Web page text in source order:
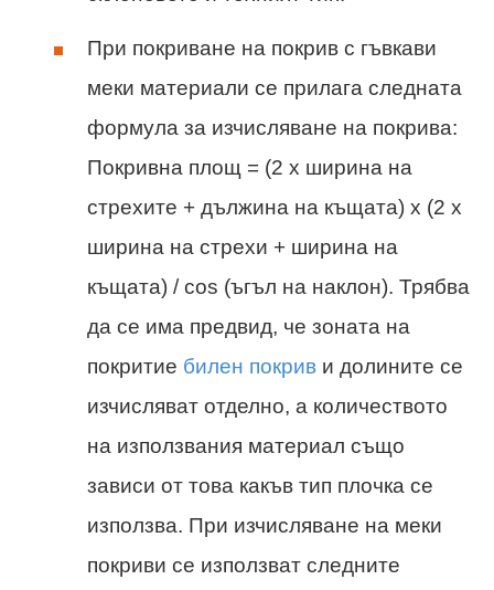
При покриване на покрив с гъвкави
меки материали се прилага следната
формула за изчисляване на покрива:
Покривна площ = (2 x ширина на
стрехите + дължина на къщата) x (2 x
ширина на стрехи + ширина на
къщата) / cos (ъгъл на наклон). Трябва
да се има предвид, че зоната на
покритие билен покрив и долините се
изчисляват отделно, а количеството
на използвания материал също
зависи от това какъв тип плочка се
използва. При изчисляване на меки
покриви се използват следните